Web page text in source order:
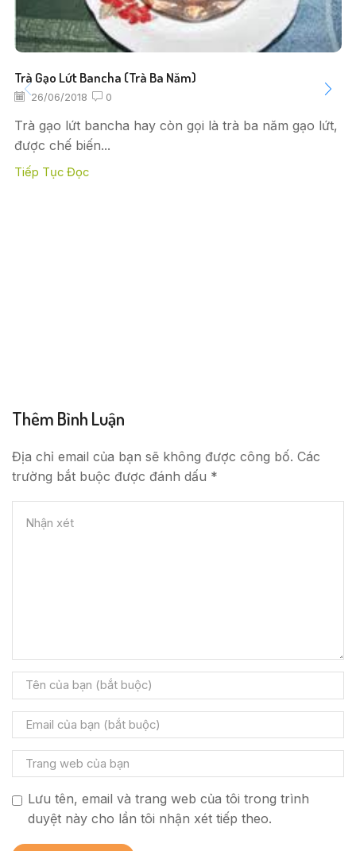
Trà Gạo Lứt Bancha (trà Ba Năm)
26/06/2018 0
Trà gạo lứt bancha hay còn gọi là trà ba năm gạo lứt,
được chế biến...
Tiếp Tục Đọc
Thêm Bình Luận
Địa chỉ email của bạn sẽ không được công bố. Các
trường bắt buộc được đánh dấu *
Lưu tên, email và trang web của tôi trong trình
duyệt này cho lần tôi nhận xét tiếp theo.